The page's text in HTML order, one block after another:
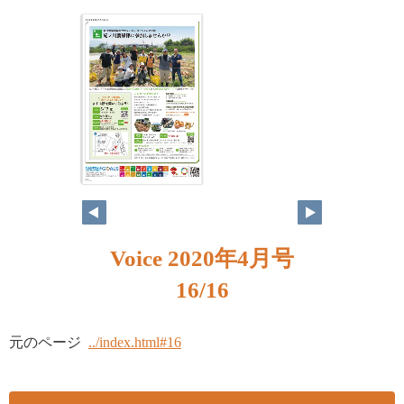
16
Voice 2020年4月号
16/16
元のページ ../index.html#16